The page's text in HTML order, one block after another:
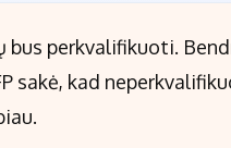
bus perkvalifikuoti.
sakė, kad